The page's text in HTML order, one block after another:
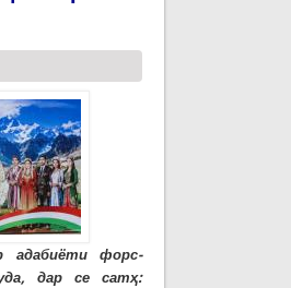
адабиёти форс-
дар се сатҳ: